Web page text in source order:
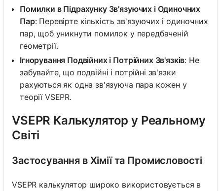
Помилки в Підрахунку Зв'язуючих і Одиночних
Пар: Перевірте кількість зв'язуючих і одиночних
пар, щоб уникнути помилок у передбаченій
геометрії.
Ігнорування Подвійних і Потрійних Зв'язків: Не
забувайте, що подвійні і потрійні зв'язки
рахуються як одна зв'язуюча пара кожен у
теорії VSEPR.
VSEPR Калькулятор у Реальному
Світі
Застосування в Хімії та Промисловості
VSEPR калькулятор широко використовується в